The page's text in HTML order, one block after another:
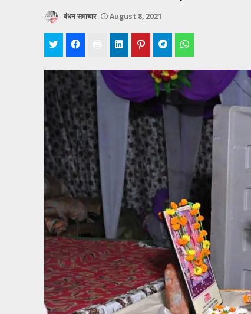
बंधन समाचार August 8, 2021